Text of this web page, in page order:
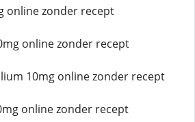
online zonder recept
online zonder recept
10mg online zonder recept
online zonder recept